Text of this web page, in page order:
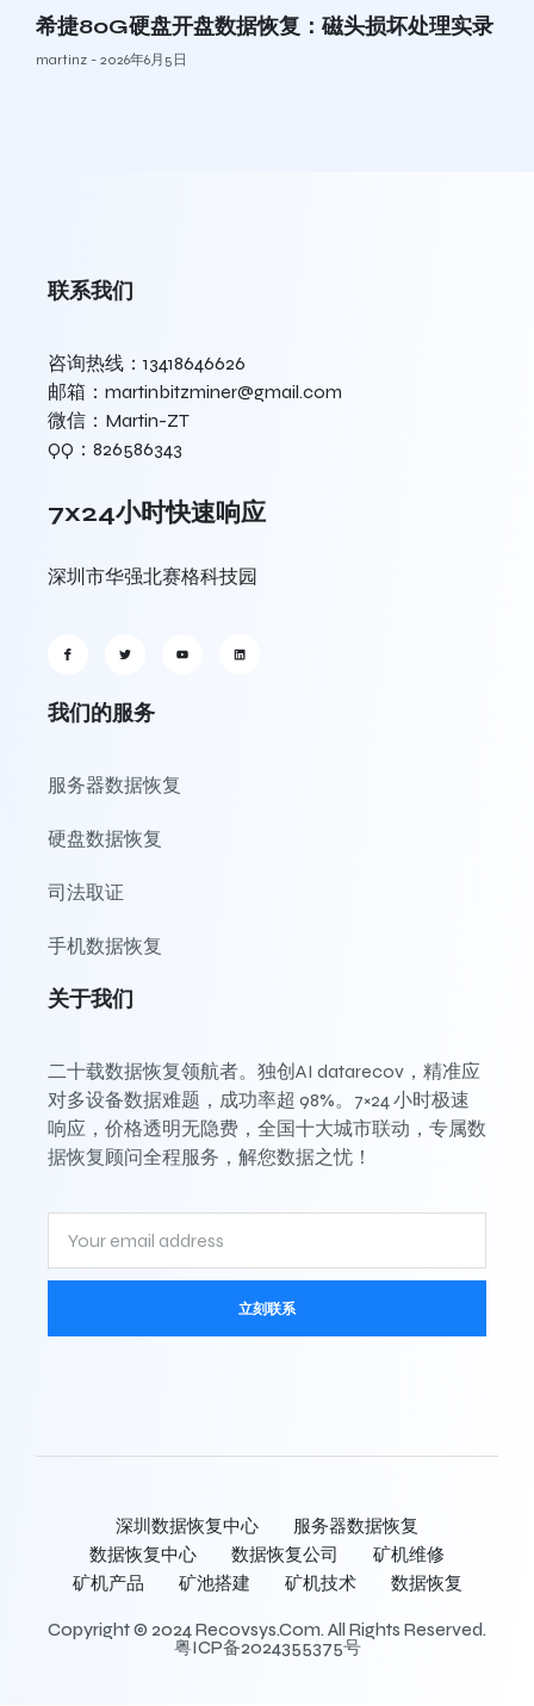
希捷80G硬盘开盘数据恢复：磁头损坏处理实录
martinz 2026年6月5日
联系我们
咨询热线：13418646626
邮箱：martinbitzminer@gmail.com
微信：Martin-ZT
QQ：826586343
7x24小时快速响应
深圳市华强北赛格科技园
我们的服务
服务器数据恢复
硬盘数据恢复
司法取证
手机数据恢复
关于我们
二十载数据恢复领航者。独创AI datarecov，精准应
对多设备数据难题，成功率超 98%。7×24 小时极速
响应，价格透明无隐费，全国十大城市联动，专属数
据恢复顾问全程服务，解您数据之忧！
立刻联系
深圳数据恢复中心
服务器数据恢复
数据恢复中心
数据恢复公司
矿机维修
矿机产品
矿池搭建 矿机技术 数据恢复
Copyright © 2024 Recovsys.com. All Rights Reserved.
粤ICP备2024355375号